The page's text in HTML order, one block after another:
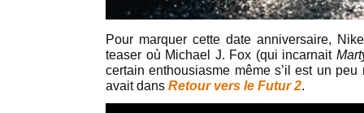
Pour marquer cette date anniversaire,
teaser où Michael J. Fox (qui incarnait
certain enthousiasme même s’il est un
avait dans Retour vers le Futur 2.